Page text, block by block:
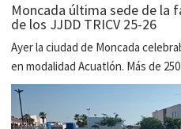
Moncada última sede de la
de los JJDD TRICV 25-26
Ayer la ciudad de Moncada
en modalidad Acuatlón. Más de